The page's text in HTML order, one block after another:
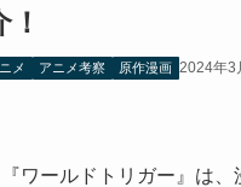
メ アニメ考察 原作漫画 2024年3
ワールドトリガー』は